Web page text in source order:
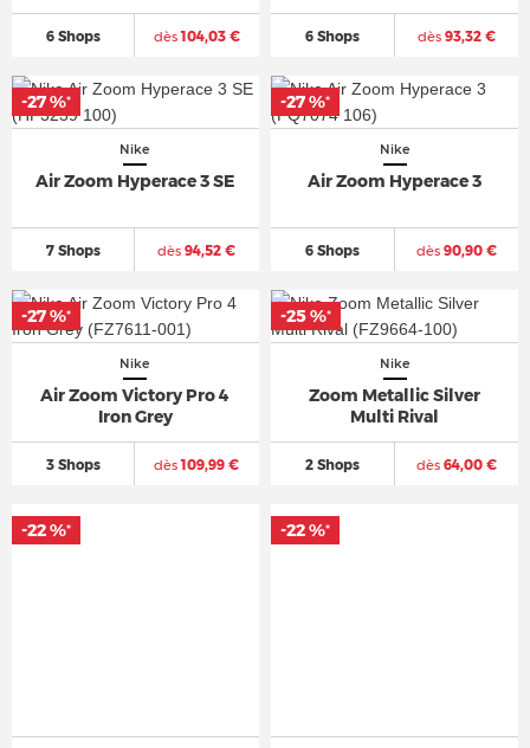
6 Shops dès104,03 € 6 Shops dès93,32 €
Nike
Air Zoom Hyperace 3 SE
7 Shops dès 94,52 €
-27 %*
Nike
Air Zoom Hyperace 3
6 Shops dès90,90 €
-27 %*
Nike
Air Zoom Victory Pro 4
Iron Grey
3 Shops dès109,99 €
-27 %*
Nike
Zoom Metallic Silver
Multi Rival
2 Shops dès64,00 €
-25 %*
-22 %* -22 %*